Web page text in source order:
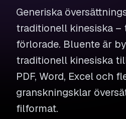
Generiska
traditionell kinesiska –
förlorade. Bluente är
traditionell kinesiska
PDF, Word, Excel och
granskningsklar
filformat.